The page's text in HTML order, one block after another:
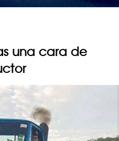
una cara de